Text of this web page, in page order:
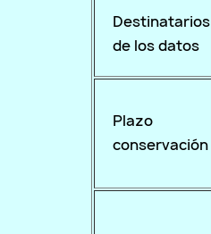
Destinatarios
de los datos
Plazo
conservación